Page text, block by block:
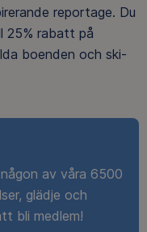
reportage. Du
25% rabatt på
boenden och ski-
av våra 6500
glädje och
bli medlem!